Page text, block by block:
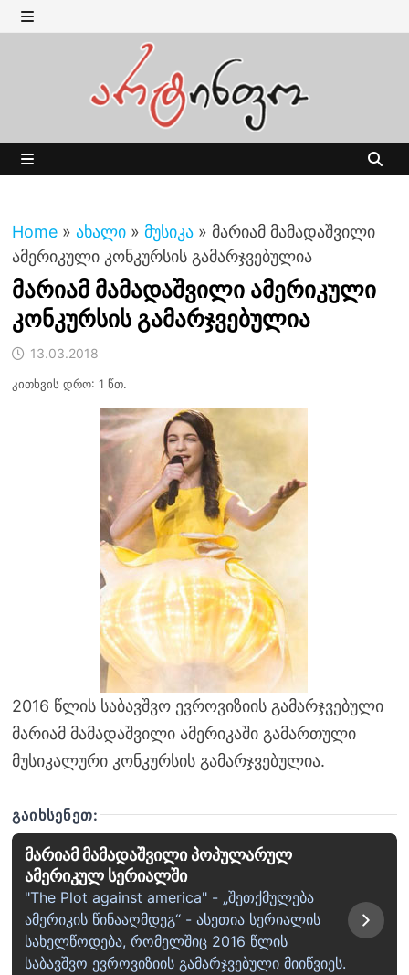
Skip
to MENU
Home » ახალი » მუსიკა » მარიამ მამადაშვილი
ამერიკული კონკურსის გამარჯვებულია
მარიამ მამადაშვილი ამერიკული
კონკურსის გამარჯვებულია
13.03.2018
კითხვის დრო: 1 წთ.
2016 წლის საბავშვო ევროვიზიის გამარჯვებული
მარიამ მამადაშვილი ამერიკაში გამართული
მუსიკალური კონკურსის გამარჯვებულია.
ᲒᲐᲘᲮᲡᲔᲜᲔᲗ:
მარიამ მამადაშვილი პოპულარულ
ამერიკულ სერიალში
"The Plot against america" - „შეთქმულება
ამერიკის წინააღმდეგ“ - ასეთია სერიალის
სახელწოდება, რომელშიც 2016 წლის
საბავშვო ევროვიზიის გამარჯვებული მიიწვიეს.